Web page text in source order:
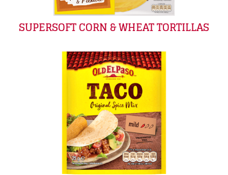
SUPERSOFT CORN & WHEAT TORTILLAS